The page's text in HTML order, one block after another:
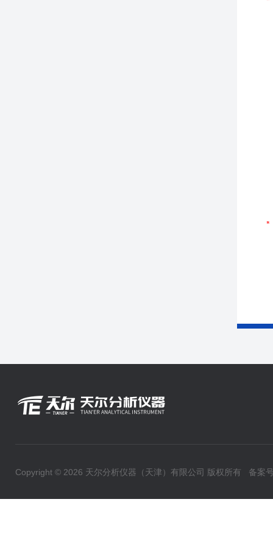
Copyright © 2026 天尔分析仪器（天津）有限公司 版权所有 备案